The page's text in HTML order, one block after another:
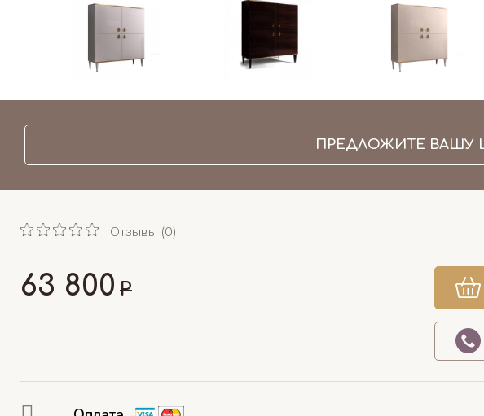
ПРЕДЛОЖИТЕ ВАШУ
Отзывы (0)
63 800 Р